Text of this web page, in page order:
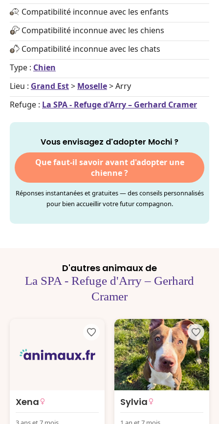
Compatibilité inconnue avec les enfants
Compatibilité inconnue avec les chiens
Compatibilité inconnue avec les chats
Type : Chien
Lieu : Grand Est> Moselle> Arry
Refuge : La SPA - Refuge d'Arry – Gerhard Cramer
Vous envisagez d'adopter Mochi ?
Que faut-il savoir avant d'adopter une
chienne ?
Réponses instantanées et gratuites — des conseils personnalisés
pour bien accueillir votre futur compagnon.
D'autres animaux de
La SPA - Refuge d'Arry – Gerhard
Cramer
Xena Sylvia